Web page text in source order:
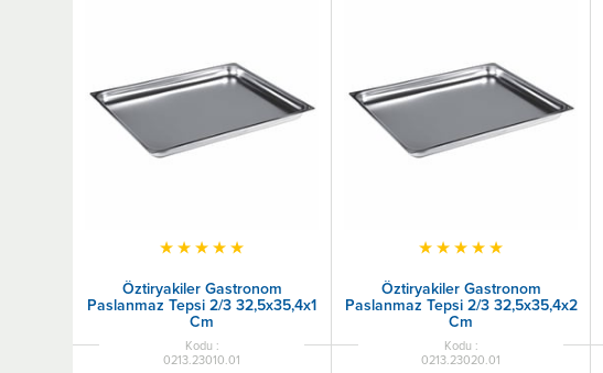
Öztiryakiler Gastronom
Paslanmaz Tepsi 2/3 32,5x35,4x1
Cm
★★★★★
0213.23010.01
Öztiryakiler Gastronom
Paslanmaz Tepsi 2/3 32,5x35,4x2
Cm
★★★★★
0213.23020.01